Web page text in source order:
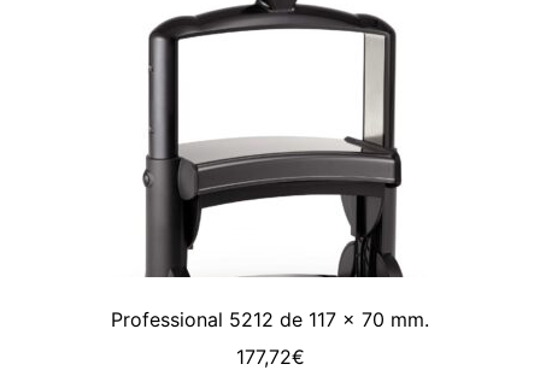
Professional 5212 de 117 x 70 mm.
177,72€